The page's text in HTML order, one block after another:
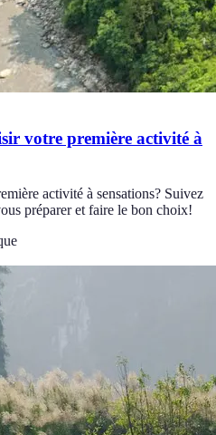
votre première activité à
activité à sensations? Suivez
préparer et faire le bon choix!